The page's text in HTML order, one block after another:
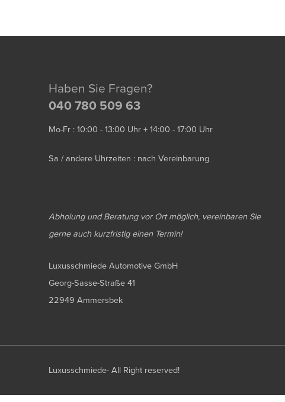
Haben Sie Fragen?
040 780 509 63
Mo-Fr : 10:00 - 13:00 Uhr + 14:00 - 17:00 Uhr
Sa / andere Uhrzeiten : nach Vereinbarung
Abholung und Beratung vor Ort möglich, vereinbaren Sie
gerne auch kurzfristig einen Termin!
Luxusschmiede Automotive GmbH
Georg-Sasse-Straße 41
22949 Ammersbek
Luxusschmiede- All Right reserved!